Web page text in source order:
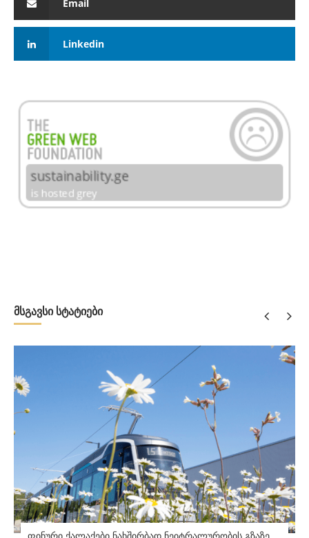
Email
Linkedin
მსგავსი სტატიები
ფინური ქალაქები ნახშირბად ნეიტრალურობის გზაზე